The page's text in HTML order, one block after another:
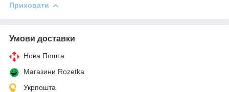
Приховати
Умови доставки
Нова Пошта
Магазини Rozetka
Укрпошта